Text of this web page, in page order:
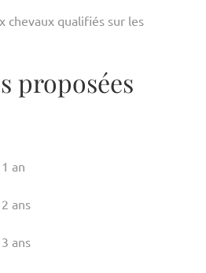
chevaux qualifiés sur les
proposées
an
ans
ans